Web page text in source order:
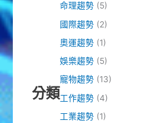
分類
命理趨勢(5)
國際趨勢(2)
奧運趨勢(1)
娛樂趨勢(5)
寵物趨勢(13)
工作趨勢(4)
工業趨勢(1)